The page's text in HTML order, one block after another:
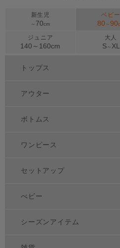
新生児
～ 70cm
ベビー
80 ～90
ジュニア
140～ 160cm
大人
S～ XL
トップス
アウター
ボトムス
ワンピース
セットアップ
べビー
シーズンアイテム